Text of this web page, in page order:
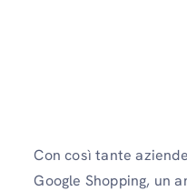
Con così tante
Google Shopping, un